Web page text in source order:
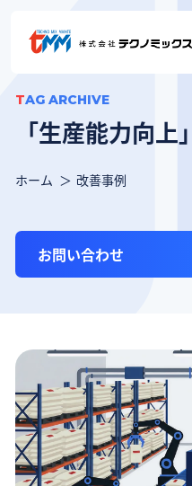
TAG ARCHIVE
「生産能力向
ホーム 改善事例
お問い合わせ